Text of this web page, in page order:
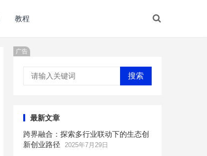
教程
广告
搜索
最新文章
跨界融合：探索多行业联动下的生态创
新创业路径
2025年7月29日